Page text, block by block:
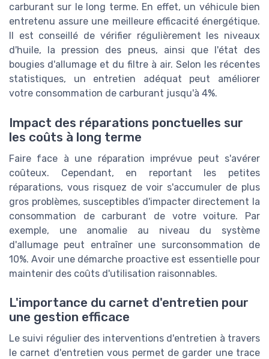
carburant sur le long terme. En effet, un véhicule bien
entretenu assure une meilleure efficacité énergétique.
Il est conseillé de vérifier régulièrement les niveaux
d'huile, la pression des pneus, ainsi que l'état des
bougies d'allumage et du filtre à air. Selon les récentes
statistiques, un entretien adéquat peut améliorer
votre consommation de carburant jusqu'à 4%.
Impact des réparations ponctuelles sur
les coûts à long terme
Faire face à une réparation imprévue peut s'avérer
coûteux. Cependant, en reportant les petites
réparations, vous risquez de voir s'accumuler de plus
gros problèmes, susceptibles d'impacter directement la
consommation de carburant de votre voiture. Par
exemple, une anomalie au niveau du système
d'allumage peut entraîner une surconsommation de
10%. Avoir une démarche proactive est essentielle pour
maintenir des coûts d'utilisation raisonnables.
L'importance du carnet d'entretien pour
une gestion efficace
Le suivi régulier des interventions d'entretien à travers
le carnet d'entretien vous permet de garder une trace